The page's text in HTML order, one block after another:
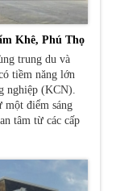
Khê, Phú Thọ
trung du và
tiềm năng lớn
nghiệp (KCN).
một điểm sáng
tâm từ các cấp